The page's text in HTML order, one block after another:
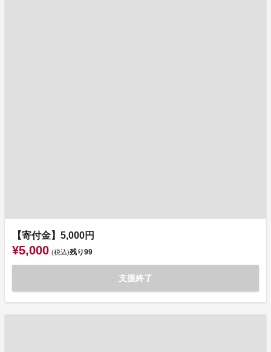
【寄付金】5,000円
¥5,000 (税込)残り99
支援終了